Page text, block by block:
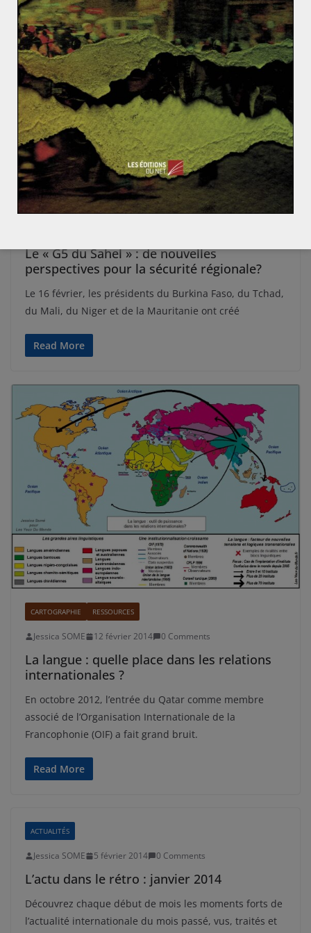
Jessica SOME 26 février 2014 0 Comments
Le Venezuela vers une sortie de crise ?
La contestation sans précédent qui secoue le pays
depuis le début du mois a débuté après l’agression
d’une étudiante à
Read More
Le « G5 du Sahel » : de nouvelles
perspectives pour la sécurité régionale?
Le 16 février, les présidents du Burkina Faso, du Tchad,
du Mali, du Niger et de la Mauritanie ont créé
Read More
CARTOGRAPHIE RESSOURCES
Jessica SOME 12 février 2014 0 Comments
La langue : quelle place dans les relations
internationales ?
En octobre 2012, l’entrée du Qatar comme membre
associé de l’Organisation Internationale de la
Francophonie (OIF) a fait grand bruit.
Read More
ACTUALITÉS
Jessica SOME 5 février 2014 0 Comments
L’actu dans le rétro : janvier 2014
Découvrez chaque début de mois les moments forts de
l’actualité internationale du mois passé, vus, traités et